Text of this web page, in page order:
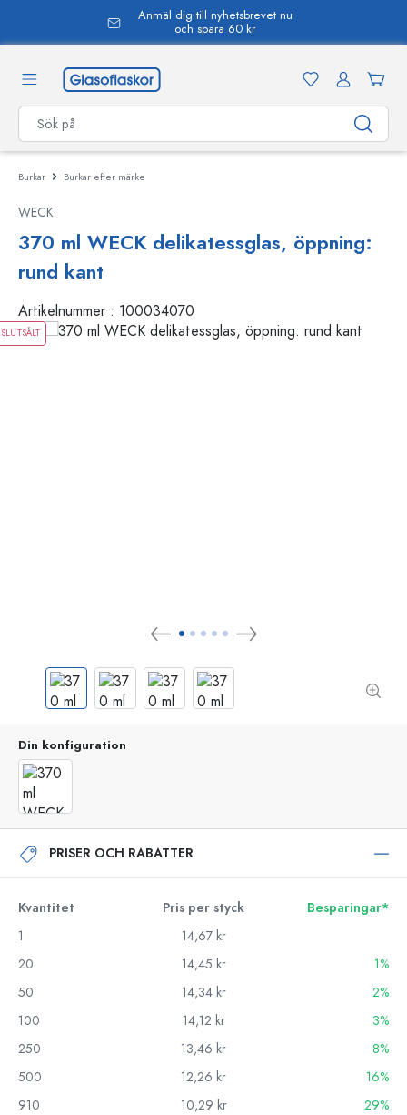
Anmäl dig till nyhetsbrevet nu
och spara 60 kr
Burkar Burkar efter märke
WECK
370 ml WECK delikatessglas, öppning:
rund kant
Artikelnummer : 100034070
SLUTSÅLT
Din konfiguration
PRISER OCH RABATTER
Kvantitet Pris per styck
Besparingar*
1
14,67 kr
20
14,45 kr
1%
50
14,34 kr
2%
100
14,12 kr
3%
250
13,46 kr
8%
500
12,26 kr
16%
910
10,29 kr 29%